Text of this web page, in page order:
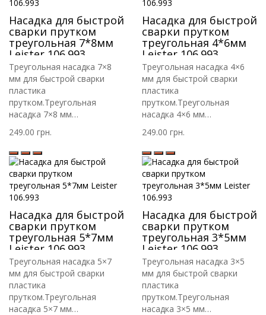
Насадка для быстрой
сварки прутком
треугольная 7*8мм
Leister 106.993
Треугольная насадка 7×8
мм для быстрой сварки
пластика
прутком.Треугольная
насадка 7×8 мм
249.00 грн.
Насадка для быстрой
сварки прутком
треугольная 4*6мм
Leister 106.993
Треугольная насадка 4×6
мм для быстрой сварки
пластика
прутком.Треугольная
насадка 4×6 мм
249.00 грн.
Насадка для быстрой
сварки прутком
треугольная 5*7мм
Leister 106.993
Треугольная насадка 5×7
мм для быстрой сварки
пластика
прутком.Треугольная
насадка 5×7 мм
Насадка для быстрой
сварки прутком
треугольная 3*5мм
Leister 106.993
Треугольная насадка 3×5
мм для быстрой сварки
пластика
прутком.Треугольная
насадка 3×5 мм